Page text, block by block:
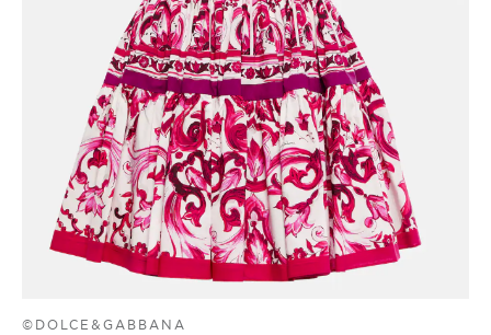
©DOLCE&GABBANA